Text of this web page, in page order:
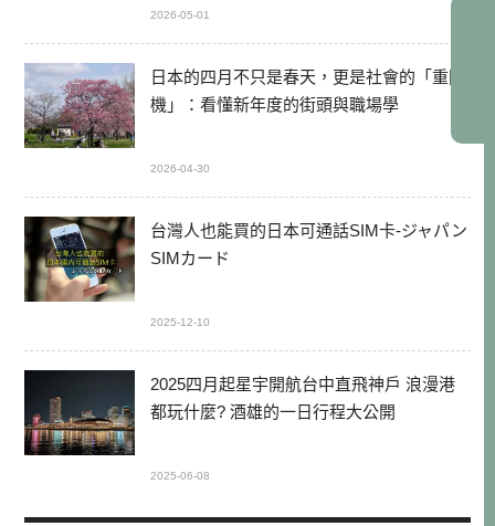
2026-05-01
日本的四月不只是春天，更是社會的「重開
機」：看懂新年度的街頭與職場學
2026-04-30
台灣人也能買的日本可通話SIM卡-ジャパン
SIMカード
2025-12-10
2025四月起星宇開航台中直飛神戶 浪漫港
都玩什麼? 酒雄的一日行程大公開
2025-06-08